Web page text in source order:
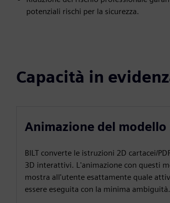
potenziali rischi per la sicurezza.
Capacità in
Animazione del modello
BILT converte le istruzioni 2D cartacei/
3D interattivi. L'animazione con questi
mostra all'utente esattamente quale
essere eseguita con la minima ambiguità.